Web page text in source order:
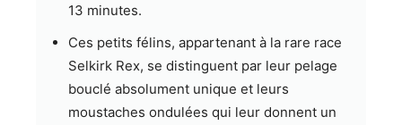
13 minutes.
Ces petits félins, appartenant à la rare race
Selkirk Rex, se distinguent par leur pelage
bouclé absolument unique et leurs
moustaches ondulées qui leur donnent un